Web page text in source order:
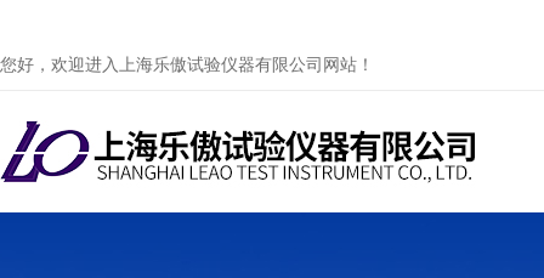
您好，欢迎进入上海乐傲试验仪器有限公司网站！